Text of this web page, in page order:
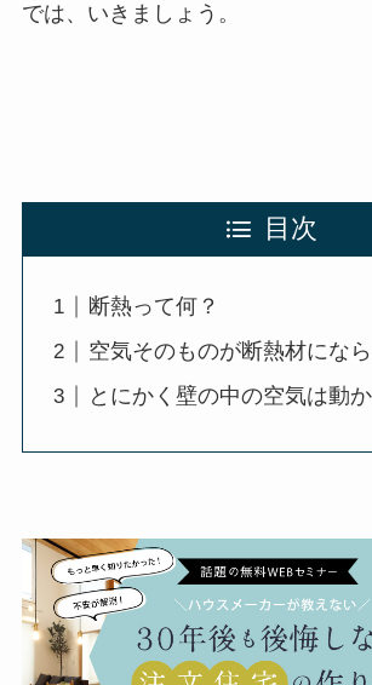
では、いきましょう。
目次
断熱って何？
空気そのものが断熱材にな
とにかく壁の中の空気は動